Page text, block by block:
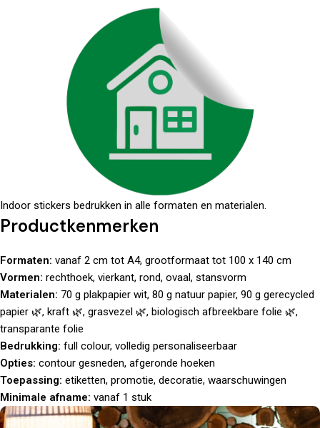
Indoor stickers bedrukken in alle formaten en materialen.
Productkenmerken
Formaten: vanaf 2 cm tot A4, grootformaat tot 100 x 140 cm
Vormen: rechthoek, vierkant, rond, ovaal, stansvorm
Materialen: 70 g plakpapier wit, 80 g natuur papier, 90 g gerecycled
papier 🌿, kraft 🌿, grasvezel 🌿, biologisch afbreekbare folie 🌿,
transparante folie
Bedrukking: full colour, volledig personaliseerbaar
Opties: contour gesneden, afgeronde hoeken
Toepassing: etiketten, promotie, decoratie, waarschuwingen
Minimale afname: vanaf 1 stuk